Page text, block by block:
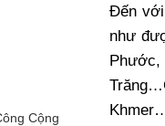
Đến với
như
Trăng…
Cộng